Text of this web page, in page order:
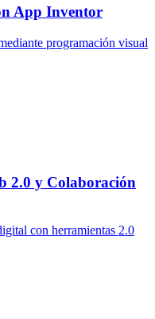
App Inventor
programación visual
2.0 y Colaboración
con herramientas 2.0